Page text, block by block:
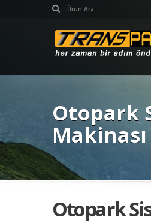
Otopark
Makinası
Otopark